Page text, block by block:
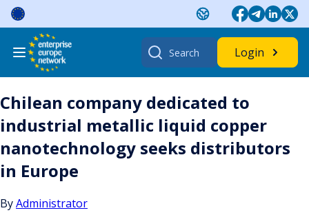
Skip
content
Search
for:
Login
Chilean company dedicated to
industrial metallic liquid copper
nanotechnology seeks distributors
in Europe
ByAdministrator